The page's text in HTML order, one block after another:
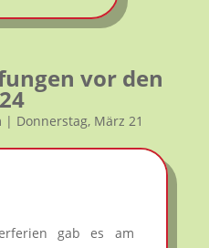
vor den
| Donnerstag, März 21
gab es am